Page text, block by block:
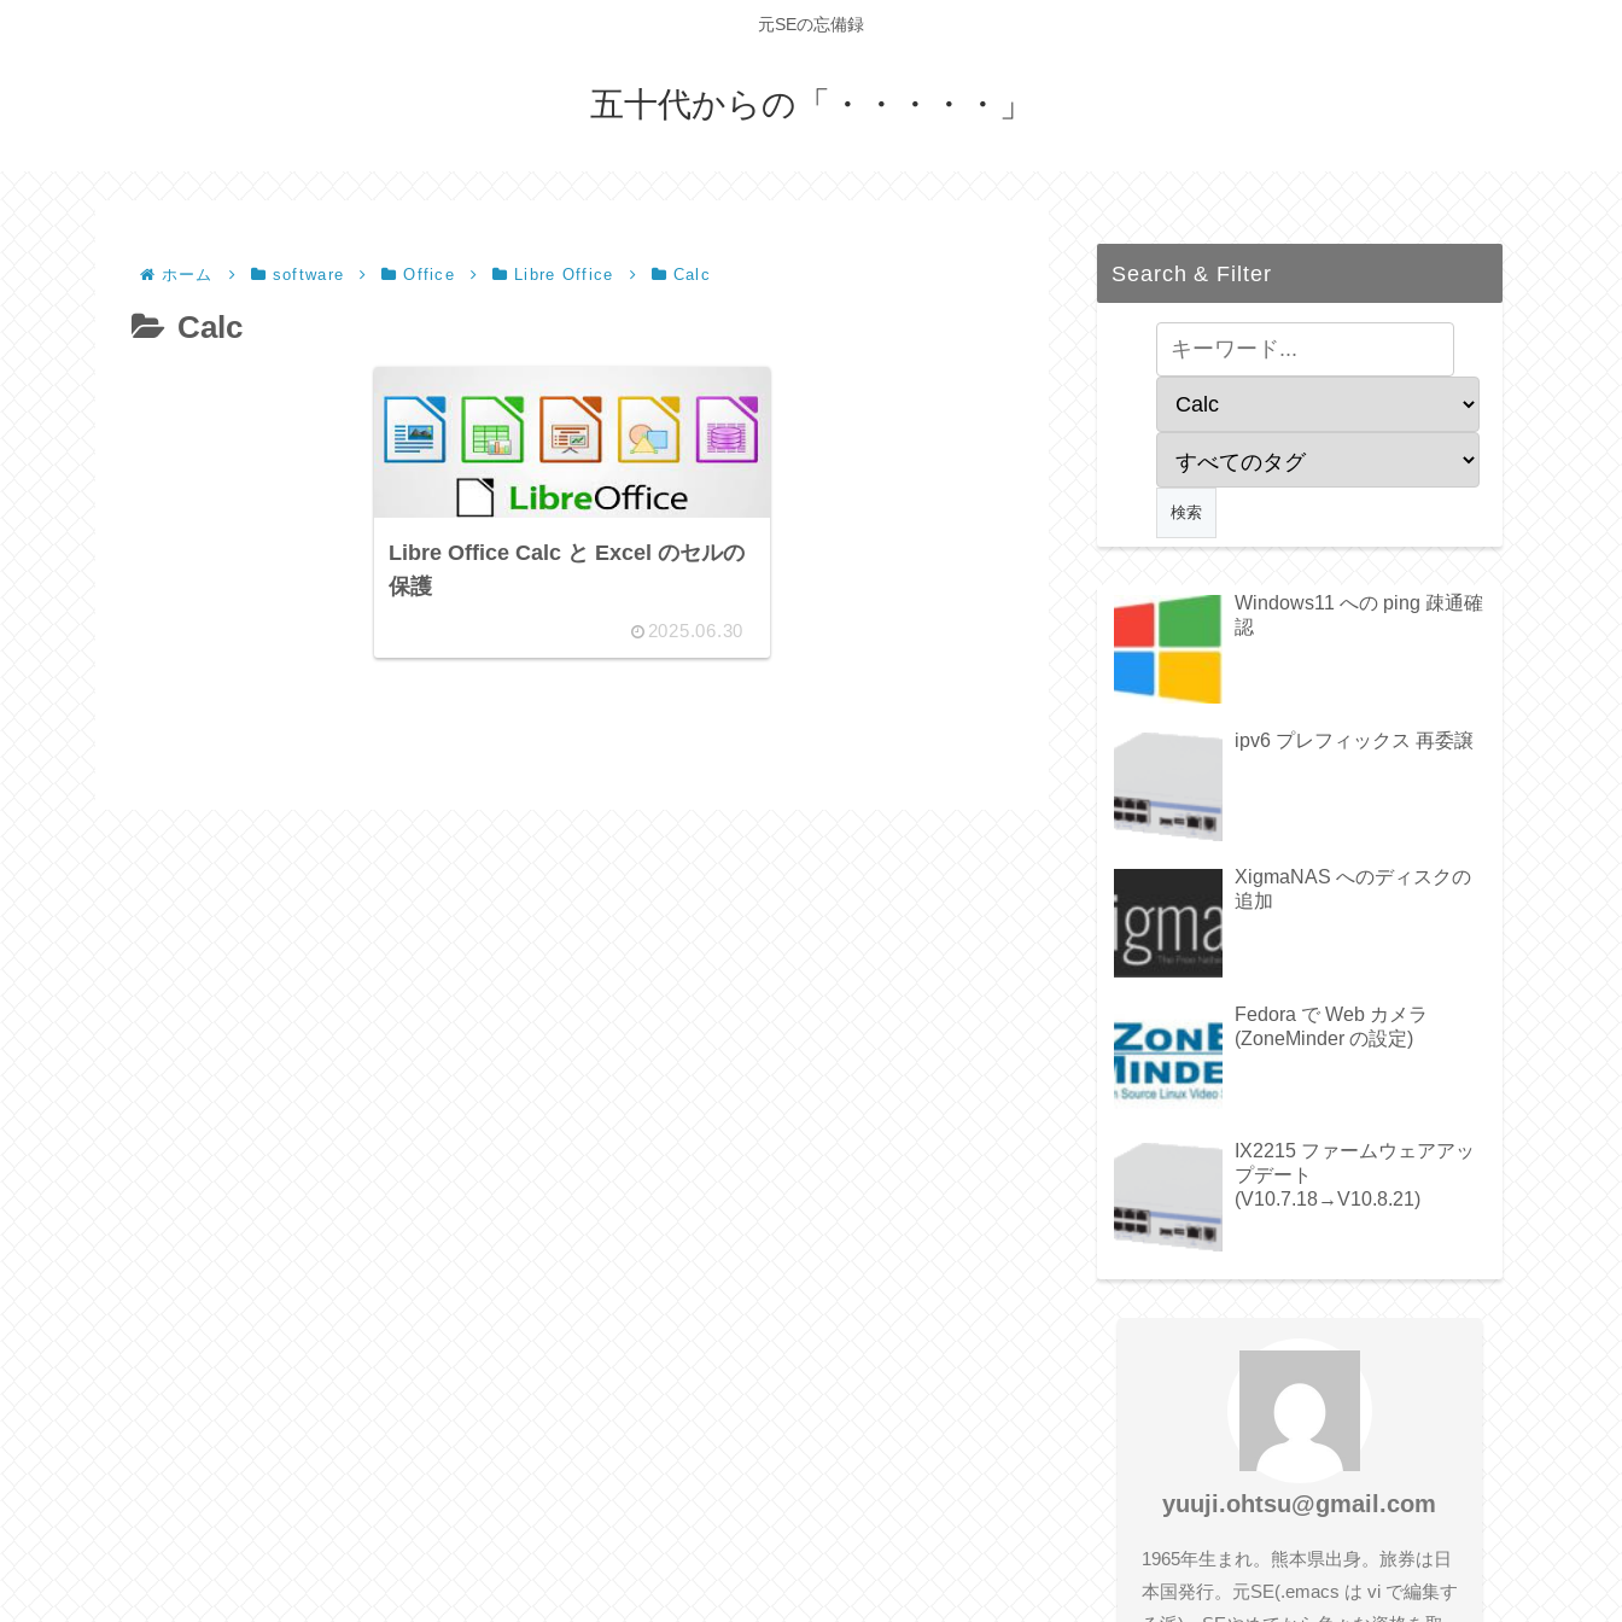
元SEの忘備録
五十代からの「・・・・・」
ホーム software Office Libre Office Calc
Calc
Libre Office Calc と Excel のセルの
保護
2025.06.30
Search & Filter
Windows11 への ping 疎通確
認
ipv6 プレフィックス 再委譲
XigmaNAS へのディスクの
追加
Fedora で Web カメラ
(ZoneMinder の設定)
IX2215 ファームウェアアッ
プデート
(V10.7.18→V10.8.21)
yuuji.ohtsu@gmail.com
1965年生まれ。熊本県出身。旅券は日
本国発行。元SE(.emacs は vi で編集す